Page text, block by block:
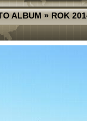
ALBUM»ROK